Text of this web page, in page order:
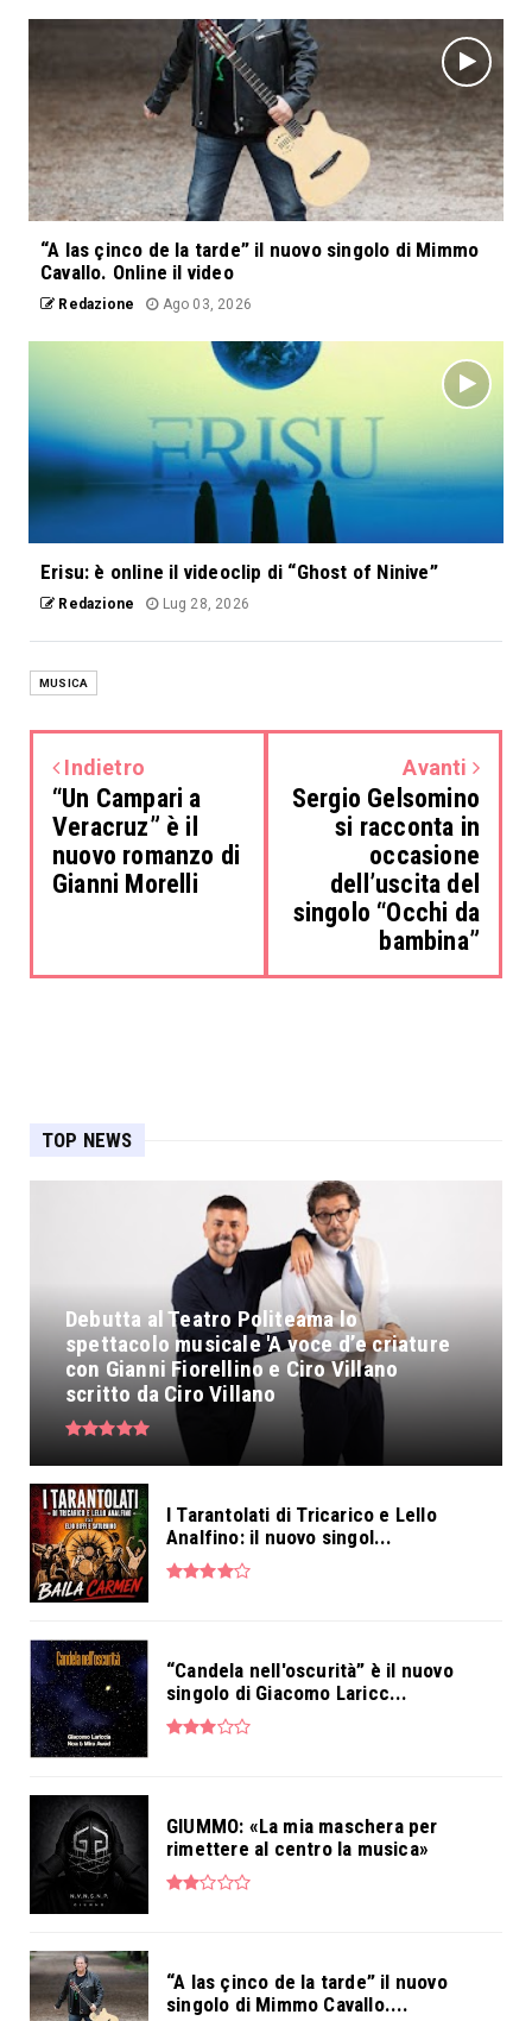
“A las çinco de la tarde” il nuovo singolo di Mimmo
Cavallo. Online il video
Redazione Ago 03, 2026
Erisu: è online il videoclip di “Ghost of Ninive”
Redazione Lug 28, 2026
MUSICA
Indietro
“Un Campari a
Veracruz” è il
nuovo romanzo di
Gianni Morelli
Avanti
Sergio Gelsomino
si racconta in
occasione
dell’uscita del
singolo “Occhi da
bambina”
TOP NEWS
Debutta al Teatro Politeama lo
spettacolo musicale 'A voce d’e criature
con Gianni Fiorellino e Ciro Villano
scritto da Ciro Villano
I Tarantolati di Tricarico e Lello
Analfino: il nuovo singol...
“Candela nell'oscurità” è il nuovo
singolo di Giacomo Laricc...
GIUMMO: «La mia maschera per
rimettere al centro la musica»
“A las çinco de la tarde” il nuovo
singolo di Mimmo Cavallo....